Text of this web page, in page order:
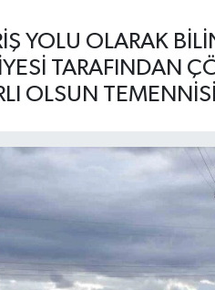
YOLU OLARAK
TARAFINDAN
OLSUN